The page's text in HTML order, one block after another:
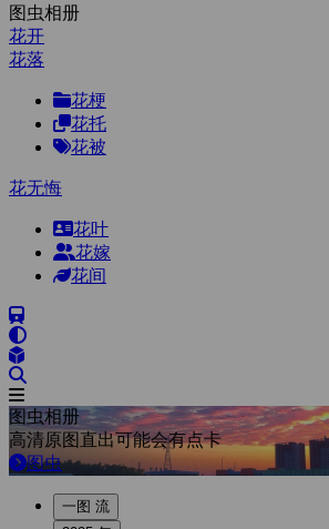
图虫相册
花开
花落
花梗
花托
花被
花无悔
花叶
花嫁
花间
图虫相册
高清原图直出可能会有点卡
图虫
一图 流